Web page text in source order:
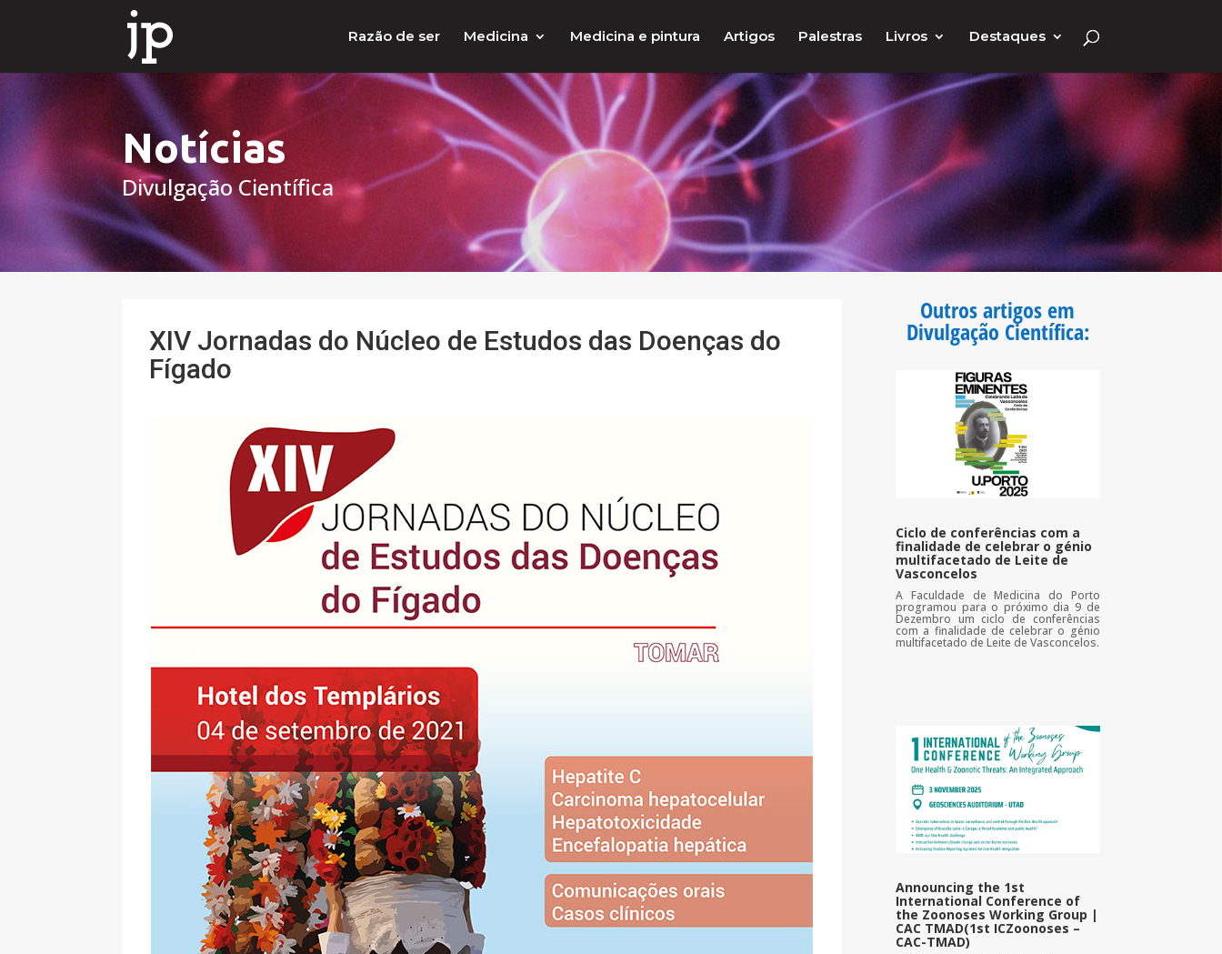
Razão de ser Medicina Medicina e pintura Artigos Palestras Livros Destaques
Notícias
Divulgação Científica
XIV Jornadas do Núcleo de Estudos das Doenças do
Fígado
Outros artigos em
Divulgação Científica:
Ciclo de conferências com a
finalidade de celebrar o génio
multifacetado de Leite de
Vasconcelos
A Faculdade de Medicina do Porto
programou para o próximo dia 9 de
Dezembro um ciclo de conferências
com a finalidade de celebrar o génio
multifacetado de Leite de Vasconcelos.
Announcing the 1st
International Conference of
the Zoonoses Working Group |
CAC TMAD(1st ICZoonoses –
CAC-TMAD)